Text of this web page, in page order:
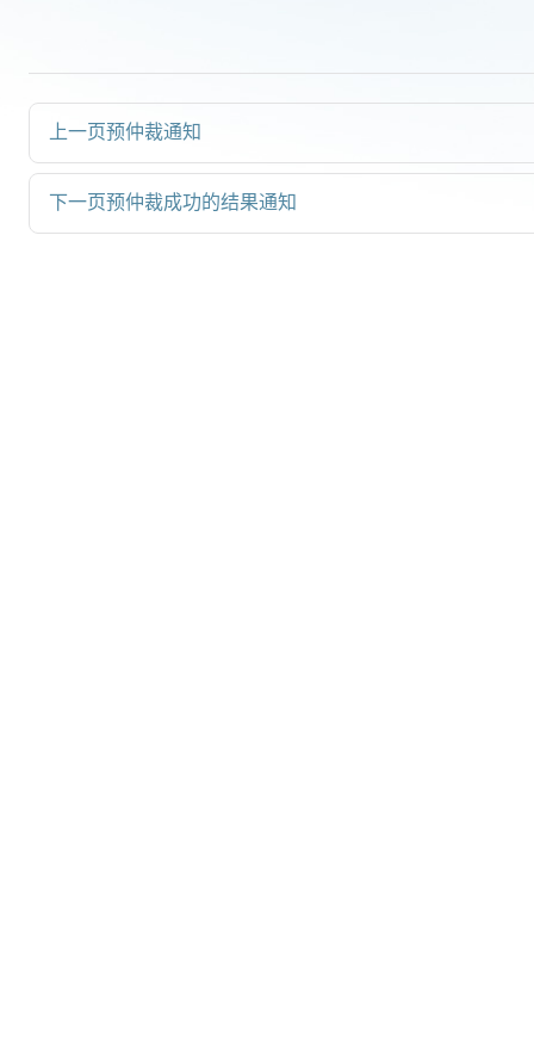
上一页预仲裁通知
下一页预仲裁成功的结果通知